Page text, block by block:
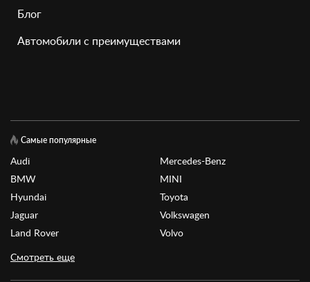
Блог
Автомобили с преимуществами
Самые популярные
Audi
BMW
Hyundai
Jaguar
Land Rover
Mercedes-Benz
MINI
Toyota
Volkswagen
Volvo
Смотреть еще